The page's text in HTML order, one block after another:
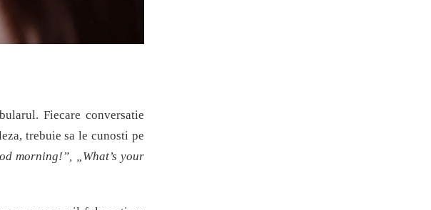
Fiecare conversatie
trebuie sa le cunosti pe
morning!”, „What’s your